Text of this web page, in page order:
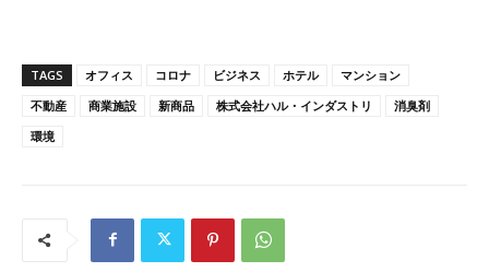
TAGS オフィス コロナ ビジネス ホテル
マンション
不動産
商業施設 新商品 株式会社ハル・インダストリ
消臭剤
環境